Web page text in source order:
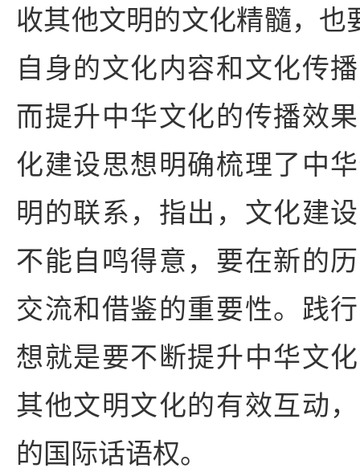
收其他文明的文化精髓，也
自身的文化内容和文化传
而提升中华文化的传播效
化建设思想明确梳理了中
明的联系，指出，文化建
不能自鸣得意，要在新的
交流和借鉴的重要性。践
想就是要不断提升中华文
其他文明文化的有效互动
的国际话语权。